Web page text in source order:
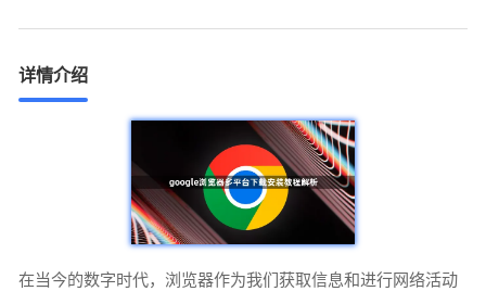
详情介绍
在当今的数字时代，浏览器作为我们获取信息和进行网络活动